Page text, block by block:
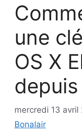
une
OS X
mercredi 13 avril
Bonalair